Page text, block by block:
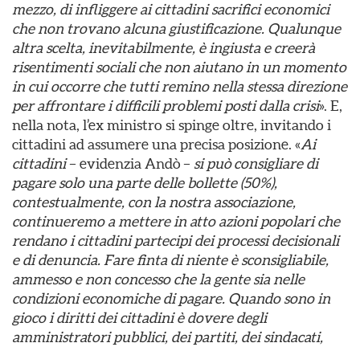
mezzo, di infliggere ai cittadini sacrifici economici
che non trovano alcuna giustificazione. Qualunque
altra scelta, inevitabilmente, è ingiusta e creerà
risentimenti sociali che non aiutano in un momento
in cui occorre che tutti remino nella stessa direzione
per affrontare i difficili problemi posti dalla crisi». E,
nella nota, l’ex ministro si spinge oltre, invitando i
cittadini ad assumere una precisa posizione. «Ai
cittadini– evidenzia Andò – si può consigliare di
pagare solo una parte delle bollette (50%),
contestualmente, con la nostra associazione,
continueremo a mettere in atto azioni popolari che
rendano i cittadini partecipi dei processi decisionali
e di denuncia. Fare finta di niente è sconsigliabile,
ammesso e non concesso che la gente sia nelle
condizioni economiche di pagare. Quando sono in
gioco i diritti dei cittadini è dovere degli
amministratori pubblici, dei partiti, dei sindacati,